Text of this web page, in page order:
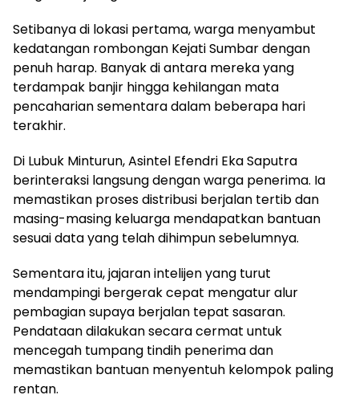
Setibanya di lokasi pertama, warga menyambut
kedatangan rombongan Kejati Sumbar dengan
penuh harap. Banyak di antara mereka yang
terdampak banjir hingga kehilangan mata
pencaharian sementara dalam beberapa hari
terakhir.
Di Lubuk Minturun, Asintel Efendri Eka Saputra
berinteraksi langsung dengan warga penerima. Ia
memastikan proses distribusi berjalan tertib dan
masing-masing keluarga mendapatkan bantuan
sesuai data yang telah dihimpun sebelumnya.
Sementara itu, jajaran intelijen yang turut
mendampingi bergerak cepat mengatur alur
pembagian supaya berjalan tepat sasaran.
Pendataan dilakukan secara cermat untuk
mencegah tumpang tindih penerima dan
memastikan bantuan menyentuh kelompok paling
rentan.